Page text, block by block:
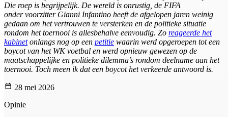
Die roep is begrijpelijk. De wereld is onrustig, de FIFA
onder voorzitter Gianni Infantino heeft de afgelopen jaren weinig
gedaan om het vertrouwen te versterken en de politieke situatie
rondom het toernooi is allesbehalve eenvoudig. Zo reageerde het
kabinetonlangs nog op een petitie waarin werd opgeroepen tot een
boycot van het WK voetbal en werd opnieuw gewezen op de
maatschappelijke en politieke dilemma’s rondom deelname aan het
toernooi. Toch meen ik dat een boycot het verkeerde antwoord is.
28 mei 2026
Opinie